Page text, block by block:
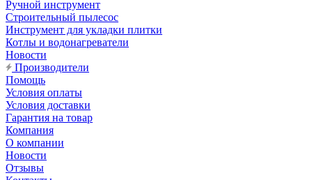
Ручной инструмент
Строительный пылесос
Инструмент для укладки плитки
Котлы и водонагреватели
Новости
Производители
Помощь
Условия оплаты
Условия доставки
Гарантия на товар
Компания
О компании
Новости
Отзывы